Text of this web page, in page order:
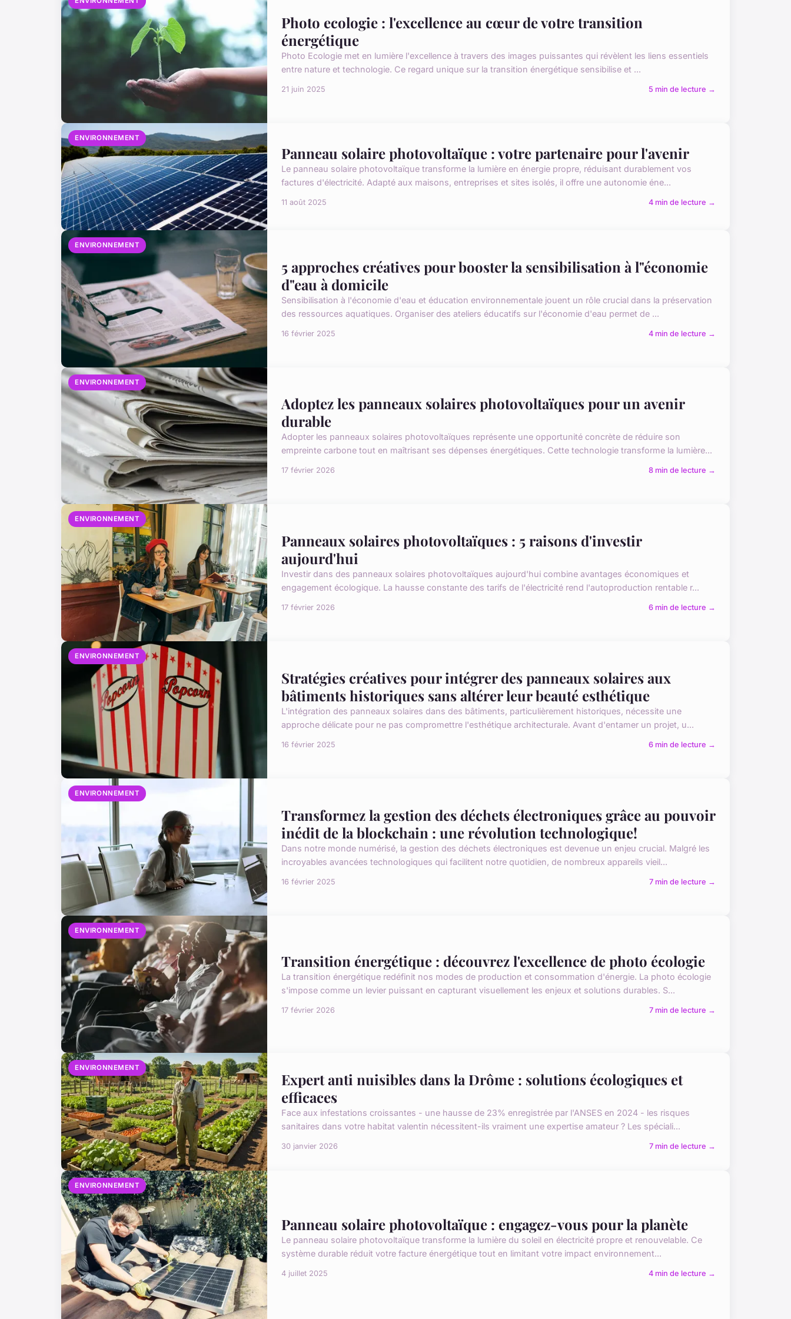
Photo ecologie : l'excellence au cœur de votre transition
énergétique
Photo Ecologie met en lumière l'excellence à travers des images puissantes qui révèlent les liens essentiels
entre nature et technologie. Ce regard unique sur la transition énergétique sensibilise et ...
21 juin 2025 5 min de lecture →
ENVIRONNEMENT
Panneau solaire photovoltaïque : votre partenaire pour l'avenir
Le panneau solaire photovoltaïque transforme la lumière en énergie propre, réduisant durablement vos
factures d'électricité. Adapté aux maisons, entreprises et sites isolés, il offre une autonomie éne...
11 août 2025 4 min de lecture →
ENVIRONNEMENT
5 approches créatives pour booster la sensibilisation à l"économie
d"eau à domicile
Sensibilisation à l'économie d'eau et éducation environnementale jouent un rôle crucial dans la préservation
des ressources aquatiques. Organiser des ateliers éducatifs sur l'économie d'eau permet de ...
16 février 2025 4 min de lecture →
ENVIRONNEMENT
Adoptez les panneaux solaires photovoltaïques pour un avenir
durable
Adopter les panneaux solaires photovoltaïques représente une opportunité concrète de réduire son
empreinte carbone tout en maîtrisant ses dépenses énergétiques. Cette technologie transforme la lumière...
17 février 2026 8 min de lecture →
ENVIRONNEMENT
Panneaux solaires photovoltaïques : 5 raisons d'investir
aujourd'hui
Investir dans des panneaux solaires photovoltaïques aujourd'hui combine avantages économiques et
engagement écologique. La hausse constante des tarifs de l'électricité rend l'autoproduction rentable r...
17 février 2026 6 min de lecture →
ENVIRONNEMENT
Stratégies créatives pour intégrer des panneaux solaires aux
bâtiments historiques sans altérer leur beauté esthétique
L'intégration des panneaux solaires dans des bâtiments, particulièrement historiques, nécessite une
approche délicate pour ne pas compromettre l'esthétique architecturale. Avant d'entamer un projet, u...
16 février 2025 6 min de lecture →
ENVIRONNEMENT
Transformez la gestion des déchets électroniques grâce au pouvoir
inédit de la blockchain : une révolution technologique!
Dans notre monde numérisé, la gestion des déchets électroniques est devenue un enjeu crucial. Malgré les
incroyables avancées technologiques qui facilitent notre quotidien, de nombreux appareils vieil...
16 février 2025 7 min de lecture →
ENVIRONNEMENT
Transition énergétique : découvrez l'excellence de photo écologie
La transition énergétique redéfinit nos modes de production et consommation d'énergie. La photo écologie
s'impose comme un levier puissant en capturant visuellement les enjeux et solutions durables. S...
17 février 2026 7 min de lecture →
ENVIRONNEMENT
Expert anti nuisibles dans la Drôme : solutions écologiques et
efficaces
Face aux infestations croissantes - une hausse de 23% enregistrée par l'ANSES en 2024 - les risques
sanitaires dans votre habitat valentin nécessitent-ils vraiment une expertise amateur ? Les spéciali...
30 janvier 2026 7 min de lecture →
ENVIRONNEMENT
Panneau solaire photovoltaïque : engagez-vous pour la planète
Le panneau solaire photovoltaïque transforme la lumière du soleil en électricité propre et renouvelable. Ce
système durable réduit votre facture énergétique tout en limitant votre impact environnement...
4 juillet 2025 4 min de lecture →